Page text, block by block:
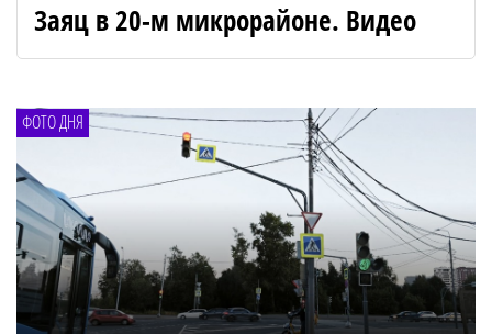
Заяц в 20-м микрорайоне. Видео
ФОТО ДНЯ